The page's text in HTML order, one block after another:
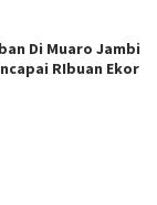
Di Muaro Jambi
RIbuan Ekor